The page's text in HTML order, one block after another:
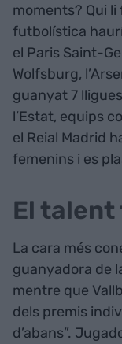
moments? Qui li
futbolística
el Paris Saint-
Wolfsburg,
guanyat 7
l’Estat, equips
el Reial Madrid
femenins i es
El
La cara més
guanyadora de
mentre que
dels premis
d’abans”.